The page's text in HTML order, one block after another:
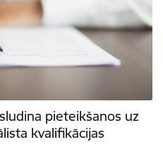
pieteikšanos uz
kvalifikācijas